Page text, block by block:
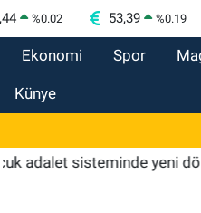
%0.02 53,39 %0.19
Ekonomi Spor
Künye
sisteminde yeni dönem